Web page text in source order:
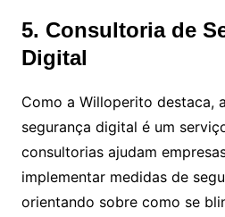
5. Consultoria de
Digital
Como a Willoperito destaca,
segurança digital é um
consultorias ajudam
implementar medidas de
orientando sobre como se